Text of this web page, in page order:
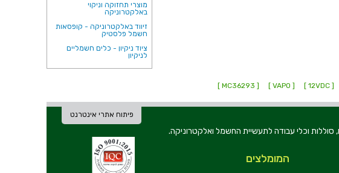
מוצרי תחזוקה וניקוי
באלקטרוניקה
זיווד באלקטרוניקה - קופסאות
חשמל פלסטיק
ציוד ניקיון - כלים חשמליים
לניקיון
[ 12VDC ]
[ VAPO ]
[ MC36293 ]
פיתוח אתרי אינטרנט
כבלים ומחברים, סוללות וכלי עבודה לתעשיית החשמל ואלקטרוניקה.
המומלצים